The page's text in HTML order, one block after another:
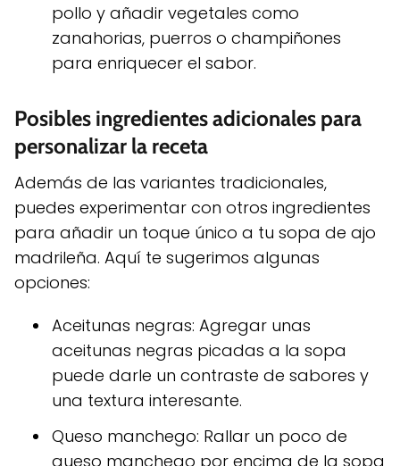
pollo y añadir vegetales como
zanahorias, puerros o champiñones
para enriquecer el sabor.
Posibles ingredientes adicionales para
personalizar la receta
Además de las variantes tradicionales,
puedes experimentar con otros ingredientes
para añadir un toque único a tu sopa de ajo
madrileña. Aquí te sugerimos algunas
opciones:
Aceitunas negras: Agregar unas
aceitunas negras picadas a la sopa
puede darle un contraste de sabores y
una textura interesante.
Queso manchego: Rallar un poco de
queso manchego por encima de la sopa